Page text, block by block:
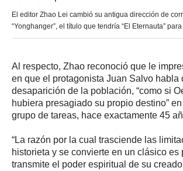
El editor Zhao Lei cambió su antigua dirección de
“Yonghanger”, el título que tendría “El Eternauta”
Al respecto, Zhao reconoció que le
en que el protagonista Juan Salvo habla
desaparición de la población, “como si
hubiera presagiado su propio destino”
grupo de tareas, hace exactamente 45
“La razón por la cual trasciende las
historieta y se convierte en un clásico es
transmite el poder espiritual de su